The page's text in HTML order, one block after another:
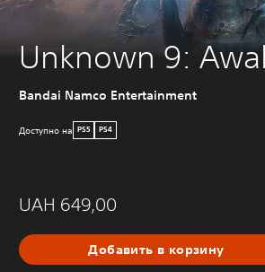
Unknown 9:
Bandai Namco Entertainment
Доступно на PS5 PS4
UAH 649,00
Добавить в корзину